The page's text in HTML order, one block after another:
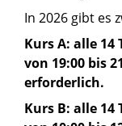
In 2026 gibt es
Kurs A: alle 14
von 19:00 bis
erforderlich.
Kurs B: alle 14